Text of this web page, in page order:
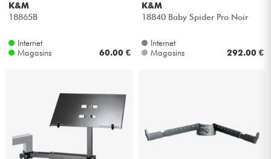
K&M
18865B
Internet
Magasins
60.00 €
K&M
18840 Baby Spider Pro Noir
Internet
Magasins
292.00 €